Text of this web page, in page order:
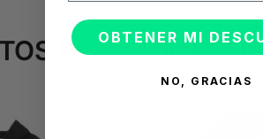
RELACIONADOS
OBTENER MI
NO, GRACIAS